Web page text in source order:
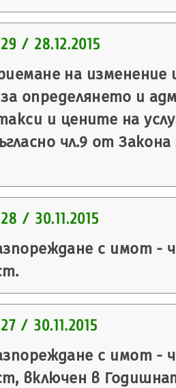
29 / 28.12.2015
на изменение
определянето и
и цените на
чл.9 от
28 / 30.11.2015
с имот -
27 / 30.11.2015
с имот -
включен в